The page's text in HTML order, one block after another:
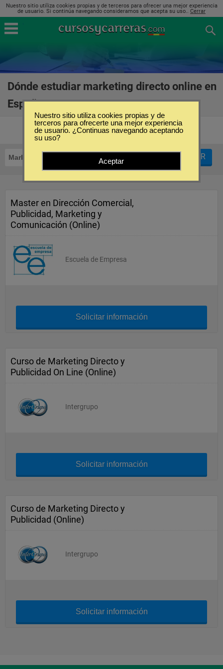
Nuestro sitio utiliza cookies propias y de terceros para ofrecer una mejor experiencia
de usuario. Si continúa navegando consideramos que acepta su uso.. Cerrar
Dónde estudiar marketing directo online en
España
Marketing Directo Online FILTRAR
Master en Dirección Comercial,
Publicidad, Marketing y
Comunicación (Online)
Escuela de Empresa
Solicitar información
Curso de Marketing Directo y
Publicidad On Line (Online)
Intergrupo
Solicitar información
Curso de Marketing Directo y
Publicidad (Online)
Intergrupo
Solicitar información
Nuestro sitio utiliza cookies propias y de
terceros para ofrecerte una mejor experiencia
de usuario. ¿Continuas navegando aceptando
su uso?
Aceptar